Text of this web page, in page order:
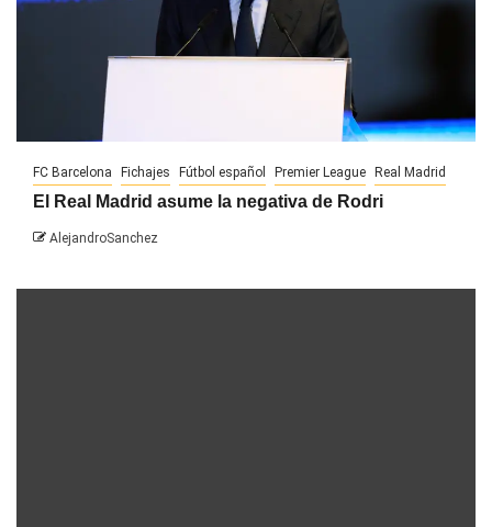
FC Barcelona Fichajes Fútbol español Premier League Real Madrid
El Real Madrid asume la negativa de Rodri
AlejandroSanchez